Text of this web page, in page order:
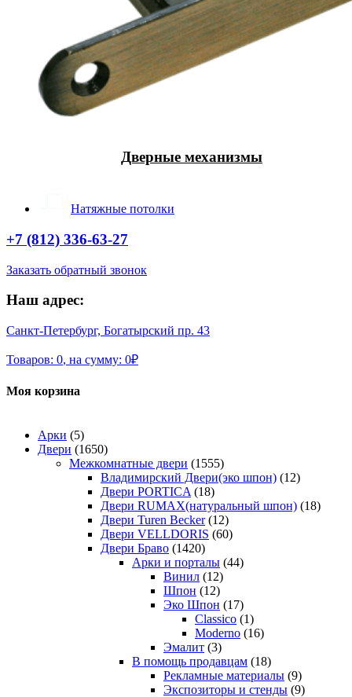
Дверные механизмы
Натяжные потолки
+7 (812) 336-63-27
Заказать обратный звонок
Наш адрес:
Санкт-Петербург, Богатырский пр. 43
Товаров: 0, на сумму: 0₽
Моя корзина
Арки (5)
Двери (1650)
Межкомнатные двери (1555)
Владимирский Двери(эко шпон) (12)
Двери PORTICA (18)
Двери RUMAX(натуральный шпон) (18)
Двери Turen Becker (12)
Двери VELLDORIS (60)
Двери Браво (1420)
Арки и порталы (44)
Винил (12)
Шпон (12)
Эко Шпон (17)
Classico (1)
Moderno (16)
Эмалит (3)
В помощь продавцам (18)
Рекламные материалы (9)
Экспозиторы и стенды (9)